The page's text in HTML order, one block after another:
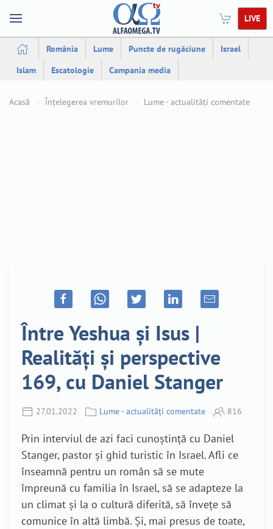
LIVE
România Lume Puncte de rugăciune
Israel
Islam
Escatologie Campania media
Acasă Înțelegerea vremurilor Lume - actualități comentate
Între Yeshua și Isus |
Realități și perspective
169, cu Daniel Stanger
27.01.2022 Lume - actualități comentate 816
Prin interviul de azi faci cunoștință cu Daniel
Stanger, pastor și ghid turistic în Israel. Afli ce
înseamnă pentru un român să se mute
împreună cu familia în Israel, să se adapteze la
un climat și la o cultură diferită, să învețe să
comunice în altă limbă. Și, mai presus de toate,